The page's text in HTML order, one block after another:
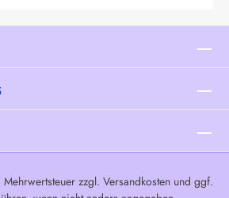
zzgl. Versandkostenund ggf.